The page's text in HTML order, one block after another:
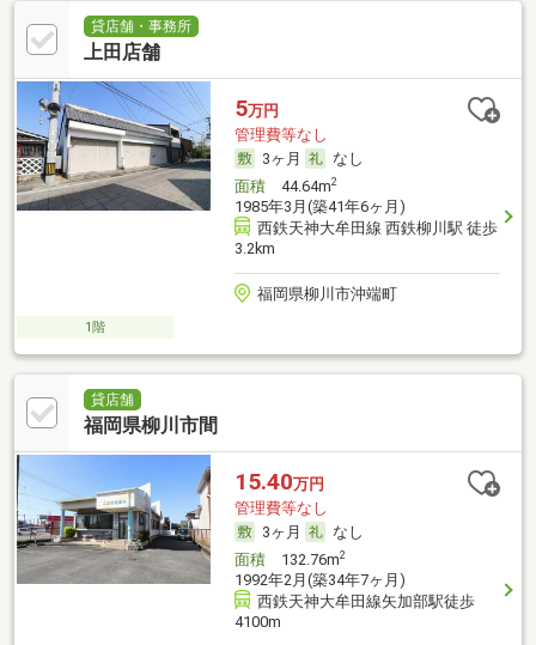
貸店舗・事務所
上田店舗
5万円
管理費等なし
3ヶ月
なし
面積44.64m2
1985年3月(築41年6ヶ月)
西鉄天神大牟田線 西鉄柳川駅 徒歩
3.2km
福岡県柳川市沖端町
1階
貸店舗
福岡県柳川市間
15.40万円
管理費等なし
3ヶ月
なし
面積132.76m2
1992年2月(築34年7ヶ月)
西鉄天神大牟田線矢加部駅徒歩
4100m